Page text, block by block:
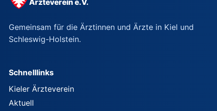
Ärzteverein e.V.
Gemeinsam für die Ärztinnen und Ärzte in Kiel und
Schleswig-Holstein.
Schnelllinks
Kieler Ärzteverein
Aktuell